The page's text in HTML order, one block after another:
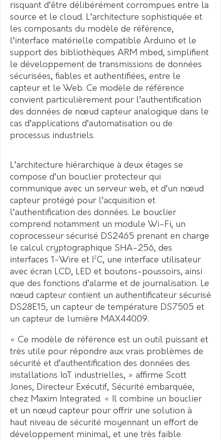
risquant d’être délibérément corrompues entre la
source et le cloud. L’architecture sophistiquée et
les composants du modèle de référence,
l’interface matérielle compatible Arduino et le
support des bibliothèques ARM mbed, simplifient
le développement de transmissions de données
sécurisées, fiables et authentifiées, entre le
capteur et le Web. Ce modèle de référence
convient particulièrement pour l’authentification
des données de nœud capteur analogique dans le
cas d’applications d’automatisation ou de
processus industriels.
L’architecture hiérarchique à deux étages se
compose d’un bouclier protecteur qui
communique avec un serveur web, et d’un nœud
capteur protégé pour l’acquisition et
l’authentification des données. Le bouclier
comprend notamment un module Wi-Fi, un
coprocesseur sécurisé DS2465 prenant en charge
le calcul cryptographique SHA-256, des
interfaces 1-Wire et I²C, une interface utilisateur
avec écran LCD, LED et boutons-poussoirs, ainsi
que des fonctions d’alarme et de journalisation. Le
nœud capteur contient un authentificateur sécurisé
DS28E15, un capteur de température DS7505 et
un capteur de lumière MAX44009.
« Ce modèle de référence est un outil puissant et
très utile pour répondre aux vrais problèmes de
sécurité et d’authentification des données des
installations IoT industrielles, » affirme Scott
Jones, Directeur Exécutif, Sécurité embarquée,
chez Maxim Integrated. « Il combine un bouclier
et un nœud capteur pour offrir une solution à
haut niveau de sécurité moyennant un effort de
développement minimal, et une très faible